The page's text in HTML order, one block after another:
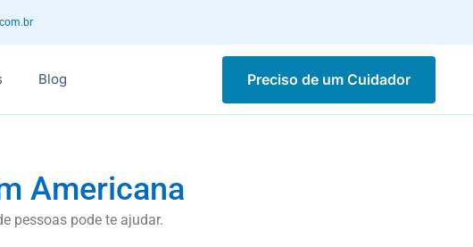
Blog Preciso de um Cuidador
Americana
pessoas pode te ajudar.